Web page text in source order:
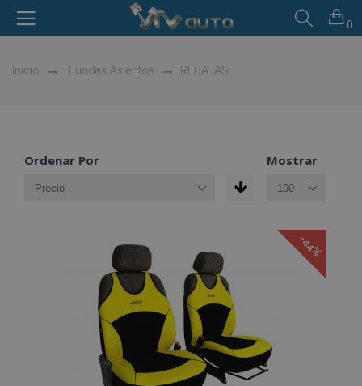
0
Inicio Fundas Asientos REBAJAS
Ordenar Por Mostrar
-44%